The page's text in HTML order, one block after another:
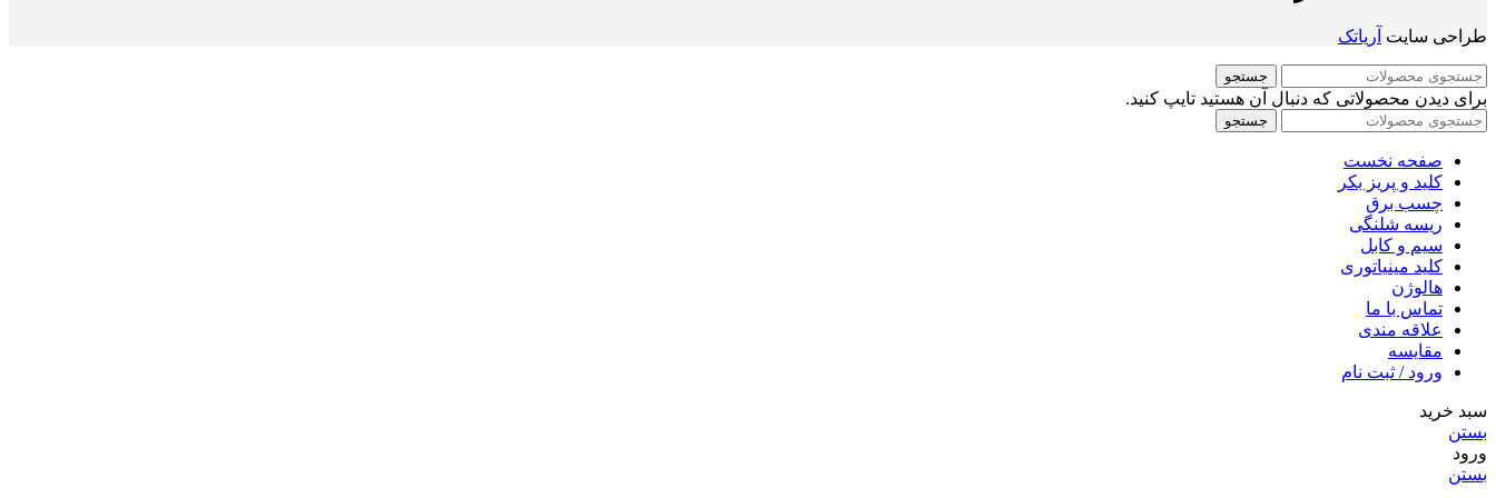
طراحی سایت آریاتک
جستجو
برای دیدن محصولاتی که دنبال آن هستید تایپ کنید.
جستجو
صفحه نخست
کلید و پریز بکر
چسب برق
ریسه شلنگی
سیم و کابل
کلید مینیاتوری
هالوژن
تماس با ما
علاقه مندی
مقايسه
ورود / ثبت نام
سبد خرید
بستن
ورود
بستن